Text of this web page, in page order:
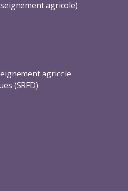
agricole)
agricole
(SRFD)